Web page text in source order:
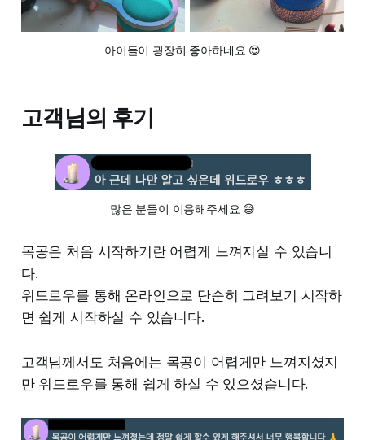
아이들이 굉장히 좋아하네요 😍
고객님의 후기
많은 분들이 이용해주세요 😅
목공은 처음 시작하기란 어렵게 느껴지실 수 있습니
다.
위드로우를 통해 온라인으로 단순히 그려보기 시작하
면 쉽게 시작하실 수 있습니다.
고객님께서도 처음에는 목공이 어렵게만 느껴지셨지
만 위드로우를 통해 쉽게 하실 수 있으셨습니다.